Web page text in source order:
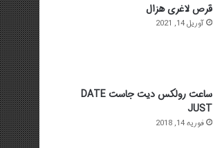
قرص لاغری هزال
آوریل 14, 2021
ساعت رولکس دیت جاست DATE
JUST
فوریه 14, 2018